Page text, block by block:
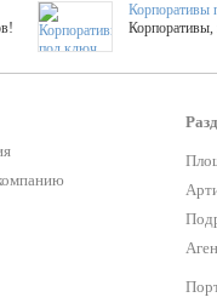
Корпоративы
Более 420
Мастер-классы
ТОП 25